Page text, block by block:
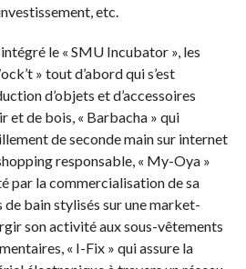
etc.
le « SMU Incubator », les
» tout d’abord qui s’est
d’objets et d’accessoires
et de bois, « Barbacha » qui
de seconde main sur internet
responsable, « My-Oya »
par la commercialisation de sa
bain stylisés sur une market-
son activité aux sous-vêtements
« I-Fix » qui assure la